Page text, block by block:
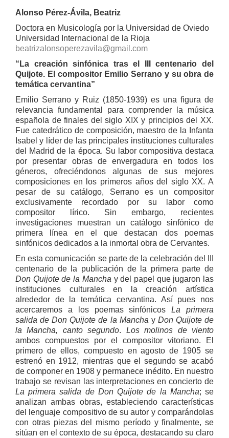
Alonso Pérez-Ávila, Beatriz
Doctora en Musicología por la Universidad de Oviedo
Universidad Internacional de la Rioja
beatrizalonsoperezavila@gmail.com
“La creación sinfónica tras el III centenario del
Quijote. El compositor Emilio Serrano y su obra de
temática cervantina”
Emilio Serrano y Ruiz (1850-1939) es una figura de
relevancia fundamental para comprender la música
española de finales del siglo XIX y principios del XX.
Fue catedrático de composición, maestro de la Infanta
Isabel y líder de las principales instituciones culturales
del Madrid de la época. Su labor compositiva destaca
por presentar obras de envergadura en todos los
géneros, ofreciéndonos algunas de sus mejores
composiciones en los primeros años del siglo XX. A
pesar de su catálogo, Serrano es un compositor
exclusivamente recordado por su labor como
compositor lírico. Sin embargo, recientes
investigaciones muestran un catálogo sinfónico de
primera línea en el que destacan dos poemas
sinfónicos dedicados a la inmortal obra de Cervantes.
En esta comunicación se parte de la celebración del III
centenario de la publicación de la primera parte de
Don Quijote de la Mancha y del papel que jugaron las
instituciones culturales en la creación artística
alrededor de la temática cervantina. Así pues nos
acercaremos a los poemas sinfónicosLa primera
salida de Don Quijote de la Mancha y Don Quijote de
la Mancha, canto segundo. Los molinos de viento
ambos compuestos por el compositor vitoriano. El
primero de ellos, compuesto en agosto de 1905 se
estrenó en 1912, mientras que el segundo se acabó
de componer en 1908 y permanece inédito. En nuestro
trabajo se revisan las interpretaciones en concierto de
La primera salida de Don Quijote de la Mancha; se
analizan ambas obras, estableciendo características
del lenguaje compositivo de su autor y comparándolas
con otras piezas del mismo período y finalmente, se
sitúan en el contexto de su época, destacando su claro